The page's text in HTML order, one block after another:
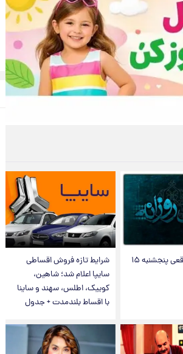
فال روزانه واقعی پنجشنبه ۱۵
شرایط تازه فروش اقساطی
سایپا اعلام شد؛ شاهین،
کوییک، اطلس، سهند و ساینا
با اقساط بلندمدت + جدول